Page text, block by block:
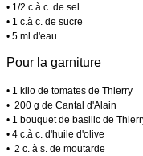
• 1/2 c.à c. de sel
• 1 c.à c. de sucre
• 5 ml d'eau
Pour la garniture
• 1 kilo de tomates de Thierry
• 200 g de Cantal d'Alain
• 1 bouquet de basilic de
• 4 c.à c. d'huile d'olive
• 2 c. à s. de moutarde